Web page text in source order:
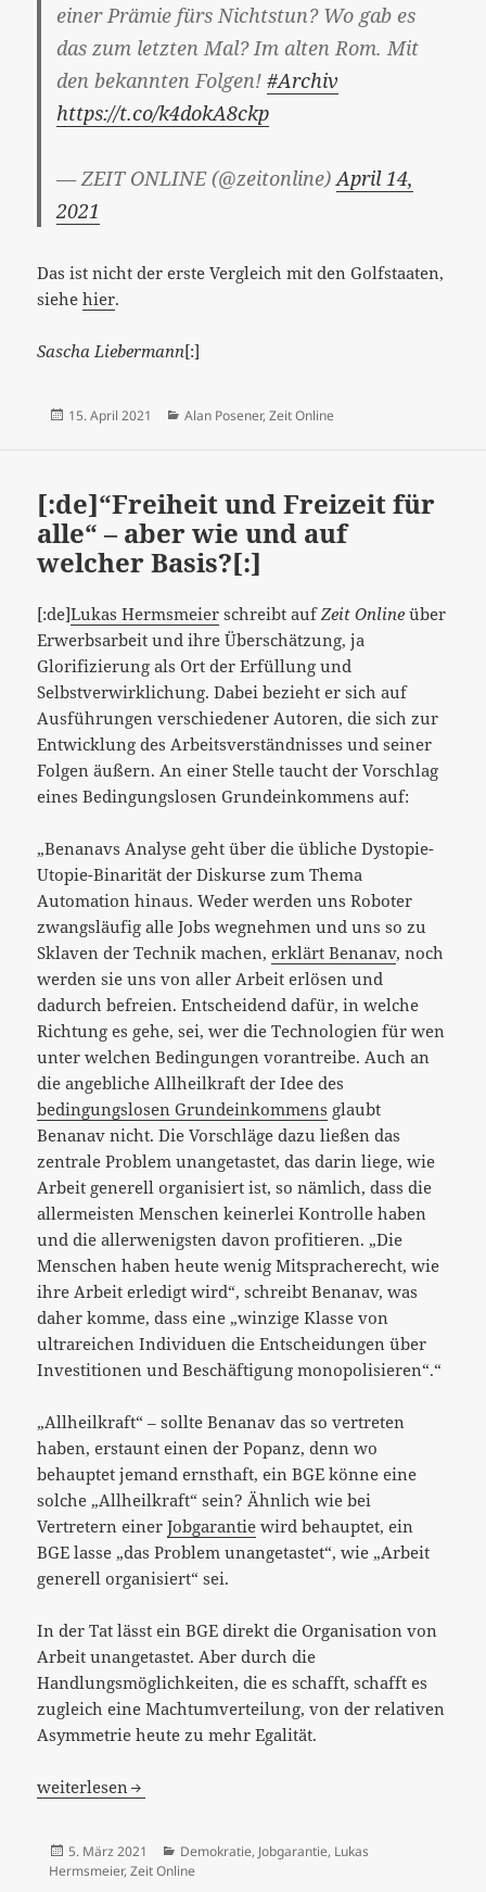
einer Prämie fürs Nichtstun? Wo gab es
das zum letzten Mal? Im alten Rom. Mit
den bekannten Folgen!#Archiv
https://t.co/k4dokA8ckp
— ZEIT ONLINE (@zeitonline)April 14,
2021
Das ist nicht der erste Vergleich mit den Golfstaaten,
siehehier.
Sascha Liebermann[:]
Veröffentlicht
15. April 2021 Kategorien
Alan Posener, Zeit Online
[:de]“Freiheit und Freizeit für
alle“ – aber wie und auf
welcher Basis?[:]
[:de]Lukas Hermsmeier schreibt aufZeit Online über
Erwerbsarbeit und ihre Überschätzung, ja
Glorifizierung als Ort der Erfüllung und
Selbstverwirklichung. Dabei bezieht er sich auf
Ausführungen verschiedener Autoren, die sich zur
Entwicklung des Arbeitsverständnisses und seiner
Folgen äußern. An einer Stelle taucht der Vorschlag
eines Bedingungslosen Grundeinkommens auf:
„Benanavs Analyse geht über die übliche Dystopie-
Utopie-Binarität der Diskurse zum Thema
Automation hinaus. Weder werden uns Roboter
zwangsläufig alle Jobs wegnehmen und uns so zu
Sklaven der Technik machen,erklärt Benanav, noch
werden sie uns von aller Arbeit erlösen und
dadurch befreien. Entscheidend dafür, in welche
Richtung es gehe, sei, wer die Technologien für wen
unter welchen Bedingungen vorantreibe. Auch an
die angebliche Allheilkraft der Idee des
bedingungslosen Grundeinkommens glaubt
Benanav nicht. Die Vorschläge dazu ließen das
zentrale Problem unangetastet, das darin liege, wie
Arbeit generell organisiert ist, so nämlich, dass die
allermeisten Menschen keinerlei Kontrolle haben
und die allerwenigsten davon profitieren. „Die
Menschen haben heute wenig Mitspracherecht, wie
ihre Arbeit erledigt wird“, schreibt Benanav, was
daher komme, dass eine „winzige Klasse von
ultrareichen Individuen die Entscheidungen über
Investitionen und Beschäftigung monopolisieren“.“
„Allheilkraft“ – sollte Benanav das so vertreten
haben, erstaunt einen der Popanz, denn wo
behauptet jemand ernsthaft, ein BGE könne eine
solche „Allheilkraft“ sein? Ähnlich wie bei
Vertretern einerJobgarantie wird behauptet, ein
BGE lasse „das Problem unangetastet“, wie „Arbeit
generell organisiert“ sei.
In der Tat lässt ein BGE direkt die Organisation von
Arbeit unangetastet. Aber durch die
Handlungsmöglichkeiten, die es schafft, schafft es
zugleich eine Machtumverteilung, von der relativen
Asymmetrie heute zu mehr Egalität.
[:de]“Freiheit und Freizeit für alle“ – aber wie und auf
weiterlesen
Veröffentlicht
am
5. März 2021 Kategorien
Demokratie, Jobgarantie, Lukas
Hermsmeier, Zeit Online